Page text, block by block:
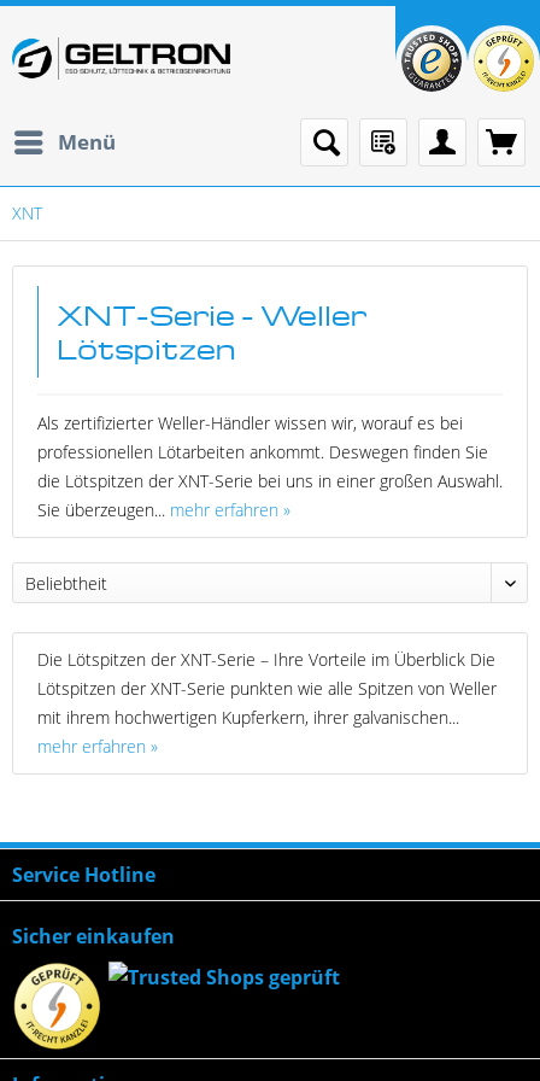
Menü
XNT
XNT-Serie - Weller
Lötspitzen
Als zertifizierter Weller-Händler wissen wir, worauf es bei
professionellen Lötarbeiten ankommt. Deswegen finden Sie
die Lötspitzen der XNT-Serie bei uns in einer großen Auswahl.
Sie überzeugen... mehr erfahren »
Die Lötspitzen der XNT-Serie – Ihre Vorteile im Überblick Die
Lötspitzen der XNT-Serie punkten wie alle Spitzen von Weller
mit ihrem hochwertigen Kupferkern, ihrer galvanischen...
mehr erfahren »
Service Hotline
Sicher einkaufen